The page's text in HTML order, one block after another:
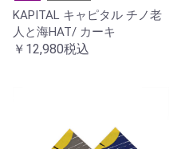
KAPITAL キャピタル チノ老
人と海HAT/ カーキ
￥12,980税込